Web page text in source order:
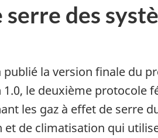
serre des
la version finale du
le deuxième protocole
les gaz à effet de serre
de climatisation qui